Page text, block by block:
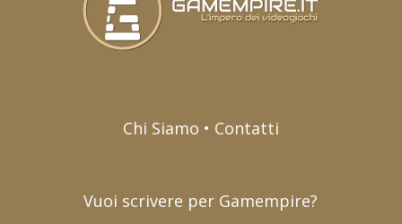
Chi Siamo • Contatti
Vuoi scrivere per Gamempire?